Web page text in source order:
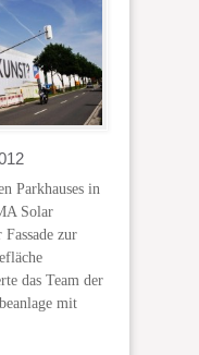
Parkhauses in
Solar
zur
das Team der
mit